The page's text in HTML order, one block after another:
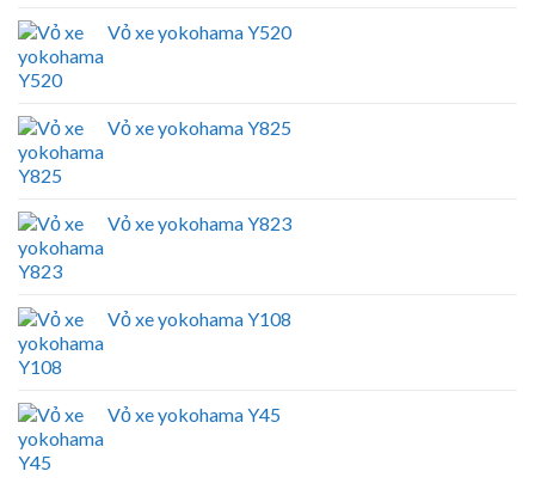
Vỏ xe yokohama Y520
Vỏ xe yokohama Y825
Vỏ xe yokohama Y823
Vỏ xe yokohama Y108
Vỏ xe yokohama Y45